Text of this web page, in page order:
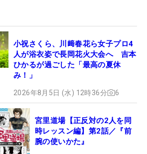
小祝さくら、川﨑春花ら女子プロ4
人が浴衣姿で長岡花火大会へ 吉本
ひかるが過ごした「最高の夏休
み！」
2026年8月5日 (水) 12時36分 6
宮里道場【正反対の2人を同
時レッスン編】第2話／『前
腕の使いかた』